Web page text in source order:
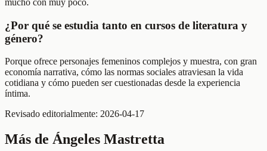
¿Por qué se estudia tanto en cursos de literatura y
género?
Porque ofrece personajes femeninos complejos y muestra, con gran
economía narrativa, cómo las normas sociales atraviesan la vida
cotidiana y cómo pueden ser cuestionadas desde la experiencia
íntima.
Revisado editorialmente: 2026-04-17
Más de Ángeles Mastretta